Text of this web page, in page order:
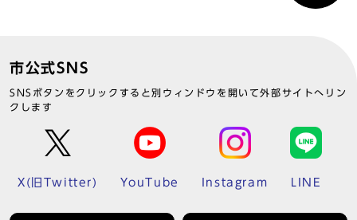
市公式SNS
SNSボタンをクリックすると別ウィンドウを開いて外部サイトへリン
クします
X(旧Twitter) YouTube Instagram LINE